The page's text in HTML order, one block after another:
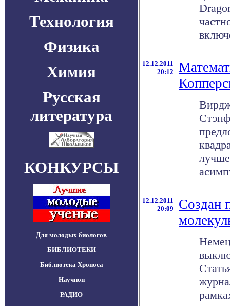
Технология
Физика
Химия
Русская
литература
КОНКУРСЫ
Для молодых биологов
БИБЛИОТЕКИ
Библиотека Хроноса
Научпоп
РАДИО
12.12.2011
20:12
12.12.2011
20:09
Создан